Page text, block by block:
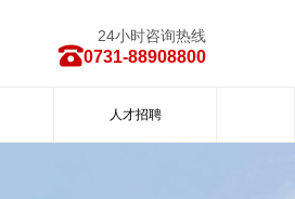
24小时咨询热线
0731-88908800
人才招聘